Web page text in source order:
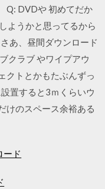
Q: DVDや 初めてだか
ようかと思ってるから
あ、昼間ダウンロード
クラブ やワイプアウ
クトとかもたぶんずっ
置すると3ｍくらいウ
けのスペース余裕ある
ード